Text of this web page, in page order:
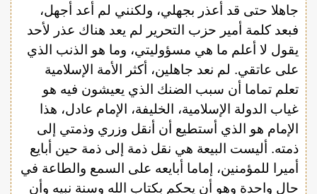
جاهلا حتى قد أعذر بجهلي، ولكنني لم أعد أجهل،
فبعد كلمة أمير حزب التحرير لم يعد هناك عذر لأحد
يقول لا أعلم ما هي مسؤوليتي، وما هو الذنب الذي
على عاتقي. لم نعد جاهلين، أكثر الأمة الإسلامية
تعلم تماما أن سبب الضنك الذي يعيشون فيه هو
غياب الدولة الإسلامية، الخليفة، الإمام عادل، هذا
الإمام هو الذي أستطيع أن أنقل وزري وذمتي إلى
ذمته. أليست البيعة هي نقل ذمة إلى ذمة حين أبايع
أميرا للمؤمنين، إماما أبايعه على السمع والطاعة في
حال واحدة وهو أن يحكم بكتاب الله وسنة نبيه وأن